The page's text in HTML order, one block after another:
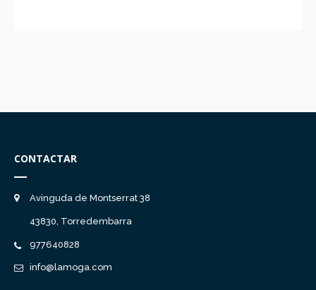
CONTACTAR
Avinguda de Montserrat 38
43830, Torredembarra
977640828
info@lamoga.com